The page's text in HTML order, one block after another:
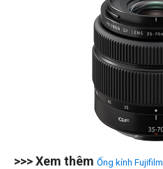
>>> Xem thêm Ống kính Fujifilm